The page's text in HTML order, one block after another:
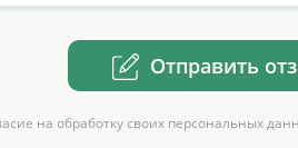
Отправить
на обработку своих персональных